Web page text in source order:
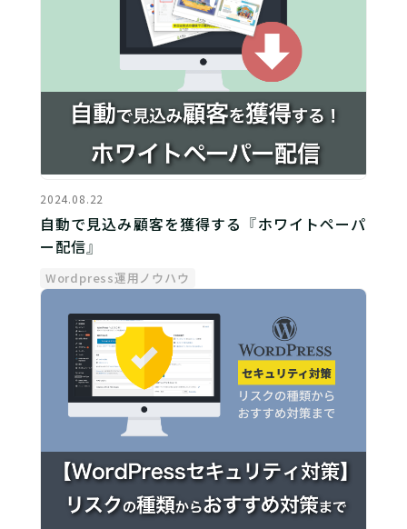
2024.08.22
自動で見込み顧客を獲得する『ホワイトペーパ
ー配信』
Wordpress運用ノウハウ